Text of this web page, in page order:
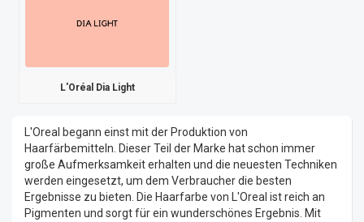
L'Oréal Dia Light
L'Oreal begann einst mit der Produktion von
Haarfärbemitteln. Dieser Teil der Marke hat schon immer
große Aufmerksamkeit erhalten und die neuesten Techniken
werden eingesetzt, um dem Verbraucher die besten
Ergebnisse zu bieten. Die Haarfarbe von L'Oreal ist reich an
Pigmenten und sorgt für ein wunderschönes Ergebnis. Mit